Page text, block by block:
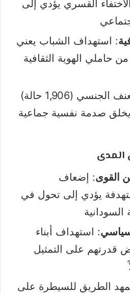
والاختفاء القسري يؤدي إلى
: استهداف الشباب يعني
حاملي الهوية الثقافية
: العنف الجنسي (1,906 حالة)
صدمة نفسية جماعية
المدى
القوى: إضعاف
يؤدي إلى تحول في
السودانية
: استهداف أبناء
قدرتهم على التمثيل
الطريق للسيطرة على